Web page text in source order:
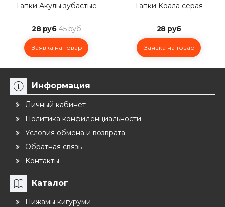
Тапки Акулы зубастые
28 руб 45 руб
Заявка на товар
Тапки Коала серая
28 руб
Заявка на товар
Информация
Личный кабинет
Политика конфиденциальности
Условия обмена и возврата
Обратная связь
Контакты
Каталог
Пижамы кигуруми